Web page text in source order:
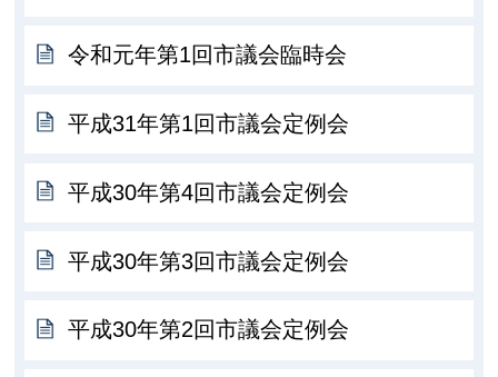
令和元年第1回市議会臨時会
平成31年第1回市議会定例会
平成30年第4回市議会定例会
平成30年第3回市議会定例会
平成30年第2回市議会定例会